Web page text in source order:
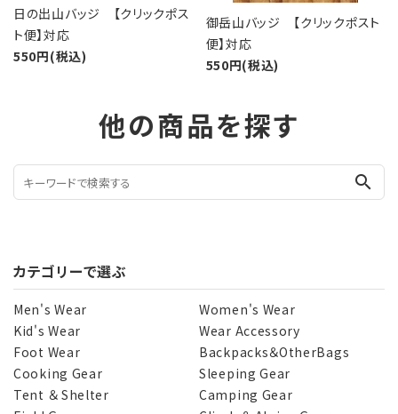
日の出山バッジ 【クリックポス
ト便】対応
550円(税込)
御岳山バッジ 【クリックポスト
便】対応
550円(税込)
他の商品を探す
search
カテゴリーで選ぶ
Men's Wear
Women's Wear
Kid's Wear
Wear Accessory
Foot Wear
Backpacks＆OtherBags
Cooking Gear
Sleeping Gear
Tent ＆ Shelter
Camping Gear